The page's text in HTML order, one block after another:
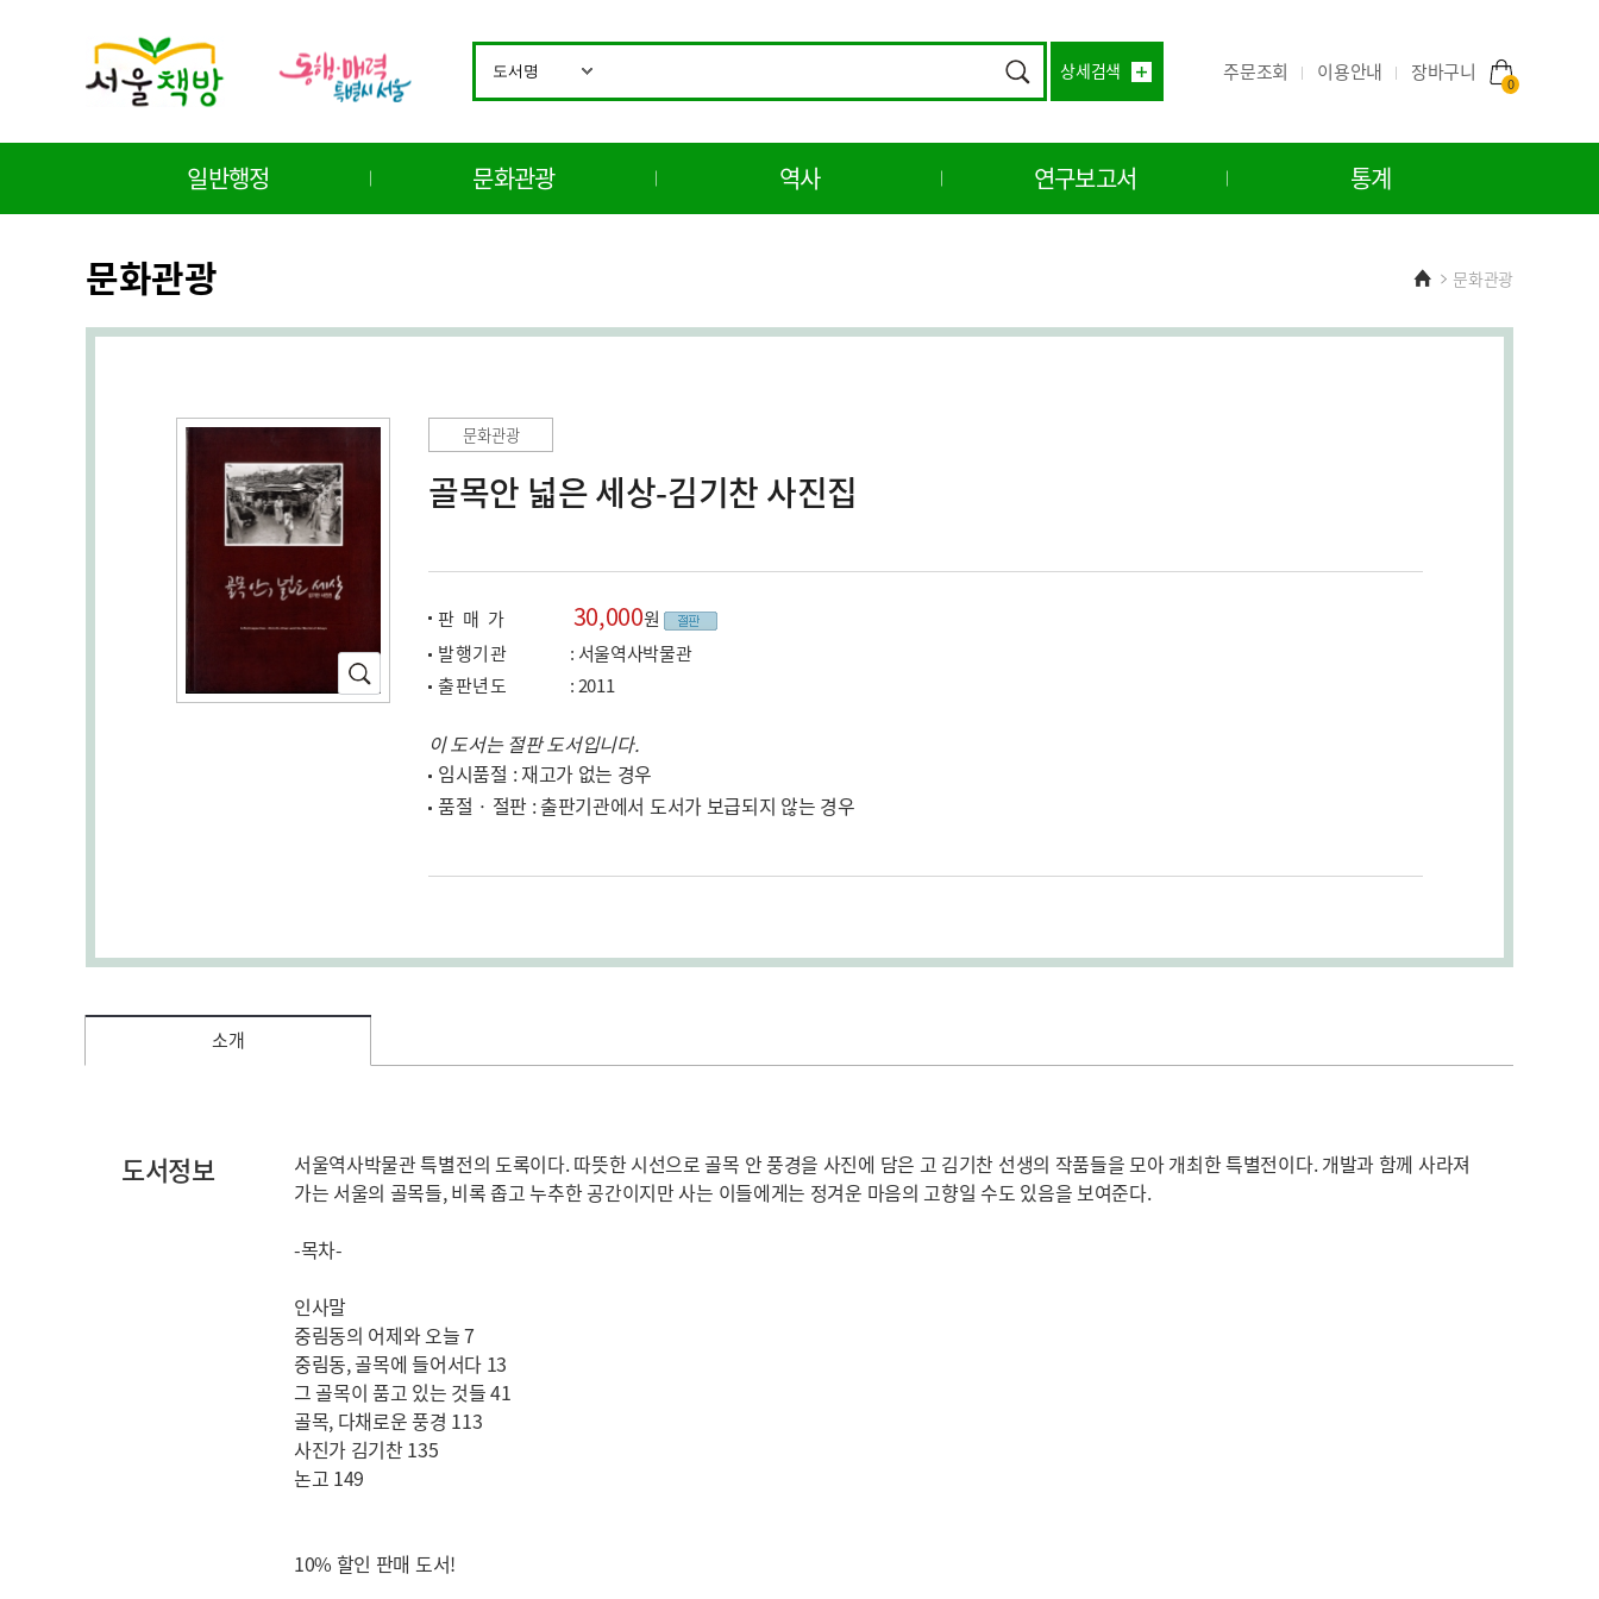
주문조회 이용안내 장바구니 0
창
선
검
검색
상세검색
일반행정 문화관광 역사 연구보고서 통계
문화관광 Home문화관광
확
대
문화관광
골목안 넓은 세상-김기찬 사진집
판매가 30,000원
발행기관
: 서울역사박물관
출판년도
: 2011
이 도서는 절판 도서입니다.
임시품절 : 재고가 없는 경우
품절 · 절판 : 출판기관에서 도서가 보급되지 않는 경우
소개
도서정보
서울역사박물관 특별전의 도록이다. 따뜻한 시선으로 골목 안 풍경을 사진에 담은 고 김기찬 선생의 작품들을 모아 개최한 특별전이다. 개발과 함께 사라져
가는 서울의 골목들, 비록 좁고 누추한 공간이지만 사는 이들에게는 정겨운 마음의 고향일 수도 있음을 보여준다.
-목차-
인사말
중림동의 어제와 오늘 7
중림동, 골목에 들어서다 13
그 골목이 품고 있는 것들 41
골목, 다채로운 풍경 113
사진가 김기찬 135
논고 149
10% 할인 판매 도서!